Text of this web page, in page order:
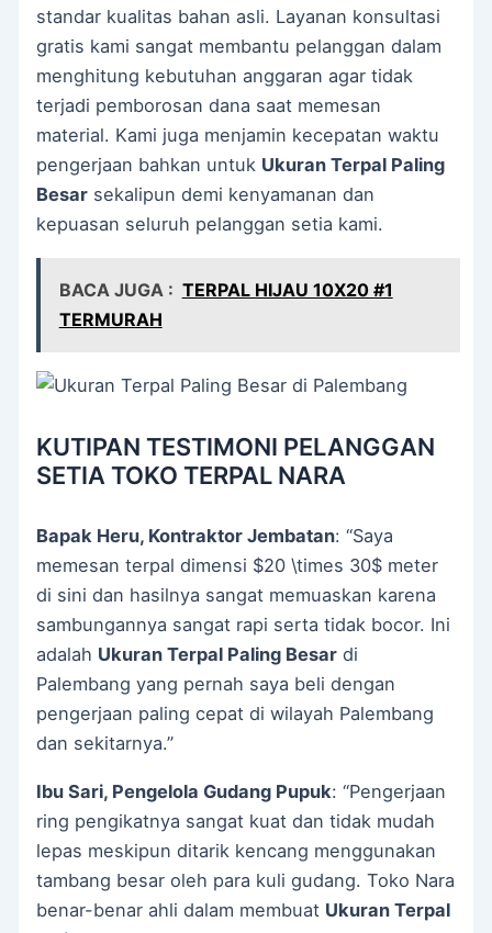
standar kualitas bahan asli. Layanan konsultasi
gratis kami sangat membantu pelanggan dalam
menghitung kebutuhan anggaran agar tidak
terjadi pemborosan dana saat memesan
material. Kami juga menjamin kecepatan waktu
pengerjaan bahkan untuk Ukuran Terpal Paling
Besar sekalipun demi kenyamanan dan
kepuasan seluruh pelanggan setia kami.
BACA JUGA : TERPAL HIJAU 10X20 #1
TERMURAH
KUTIPAN TESTIMONI PELANGGAN
SETIA TOKO TERPAL NARA
Bapak Heru, Kontraktor Jembatan: “Saya
memesan terpal dimensi $20 \times 30$ meter
di sini dan hasilnya sangat memuaskan karena
sambungannya sangat rapi serta tidak bocor. Ini
adalah Ukuran Terpal Paling Besar di
Palembang yang pernah saya beli dengan
pengerjaan paling cepat di wilayah Palembang
dan sekitarnya.”
Ibu Sari, Pengelola Gudang Pupuk: “Pengerjaan
ring pengikatnya sangat kuat dan tidak mudah
lepas meskipun ditarik kencang menggunakan
tambang besar oleh para kuli gudang. Toko Nara
benar-benar ahli dalam membuat Ukuran Terpal